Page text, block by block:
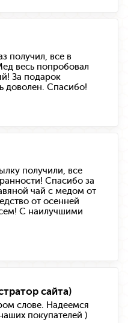
получил, все в
весь попробовал
За подарок
доволен. Спасибо!
получили, все
Спасибо за
чай с медом от
от осенней
С наилучшими
сайта)
слове. Надеемся
покупателей )